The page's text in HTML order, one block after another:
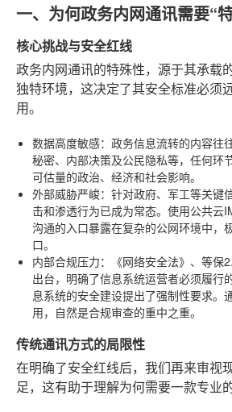
一、为何政务内网通讯需要“
核心挑战与安全红线
政务内网通讯的特殊性，源于其承载
独特环境，这决定了其安全标准必须
用。
数据高度敏感：政务信息流转的内容往
秘密、内部决策及公民隐私等，任何环
可估量的政治、经济和社会影响。
外部威胁严峻：针对政府、军工等关键
击和渗透行为已成为常态。使用公共云
沟通的入口暴露在复杂的公网环境中，
口。
内部合规压力：《网络安全法》、等保
出台，明确了信息系统运营者必须履行
息系统的安全建设提出了强制性要求。
用，自然是合规审查的重中之重。
传统通讯方式的局限性
在明确了安全红线后，我们再来审视
足，这有助于理解为何需要一款专业